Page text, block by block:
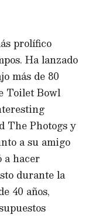
prolífico
Ha lanzado
más de 80
Toilet Bowl
The Photogs y
a su amigo
a hacer
durante la
40 años,